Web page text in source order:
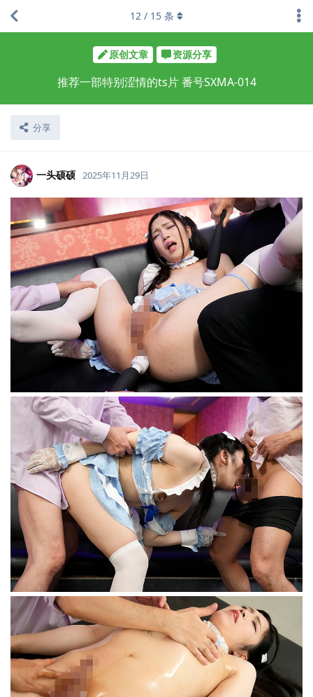
原创文章 资源分享
推荐一部特别涩情的ts片 番号SXMA-014
分享
12 / 15 条
一头硕硕 2025年11月29日